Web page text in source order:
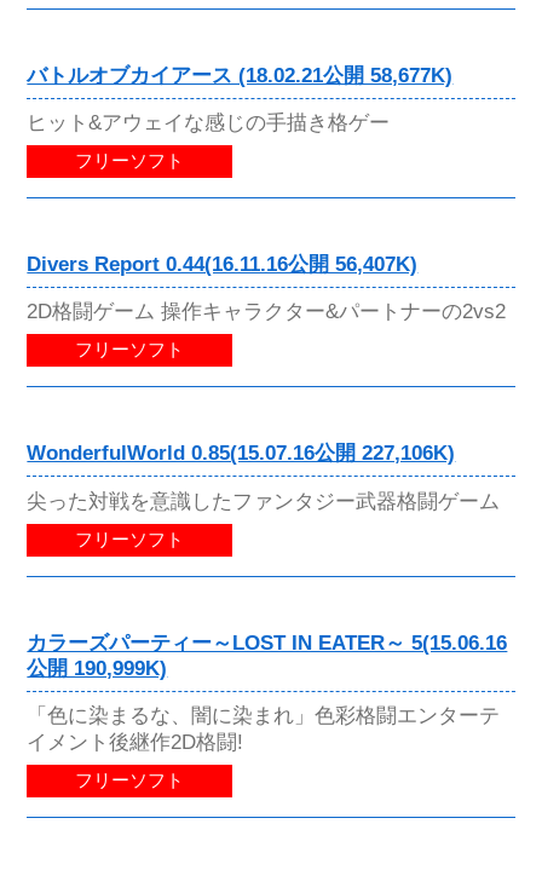
バトルオブカイアース (18.02.21公開 58,677K)
ヒット&アウェイな感じの手描き格ゲー
フリーソフト
Divers Report 0.44(16.11.16公開 56,407K)
2D格闘ゲーム 操作キャラクター&パートナーの2vs2
フリーソフト
WonderfulWorld 0.85(15.07.16公開 227,106K)
尖った対戦を意識したファンタジー武器格闘ゲーム
フリーソフト
カラーズパーティー～LOST IN EATER～ 5(15.06.16
公開 190,999K)
「色に染まるな、闇に染まれ」色彩格闘エンターテ
イメント後継作2D格闘!
フリーソフト